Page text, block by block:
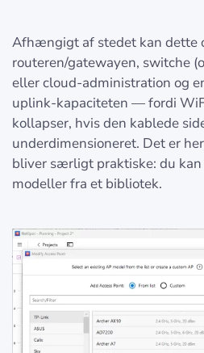
Afhængigt af stedet kan dette
routeren/gatewayen, switche
eller cloud-administration og
uplink-kapaciteten — fordi
kollapser, hvis den kablede
underdimensioneret. Det er
bliver særligt praktiske: du
modeller fra et bibliotek.